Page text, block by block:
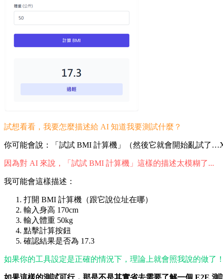
試想看看，我要怎麼描述給 AI 知道我要測試什麼？
你可能會說：「試試 BMI 計算機」（然後它就會開始亂試了
因為對 AI 來說，「試試 BMI 計算機」這樣的描述太模糊了...
我可能會這樣描述：
打開 BMI 計算機（跟它說位址在哪）
輸入身高 170cm
輸入體重 50kg
點擊計算按鈕
確認結果是否為 17.3
如果你的工具設定是正確的情況下，理論上就會照我說的做了！